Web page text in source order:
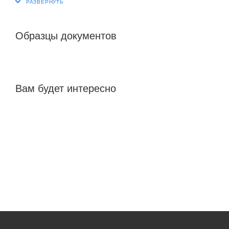
Образцы документов
Вам будет интересно